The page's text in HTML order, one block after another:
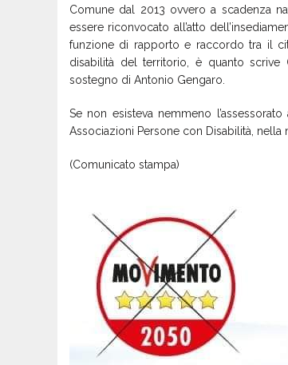
Comune dal 2013 ovvero a scadenza
essere riconvocato all’atto
funzione di rapporto e raccordo tra il
disabilità del territorio, è quanto
sostegno di Antonio Gengaro.
Se non esisteva nemmeno
Associazioni Persone con Disabilità, nella
(Comunicato stampa)